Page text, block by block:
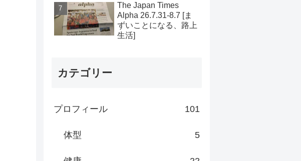
The Japan Times
Alpha 26.7.31-8.7 [ま
ずいことになる、路上
生活]
カテゴリー
プロフィール 101
体型 5